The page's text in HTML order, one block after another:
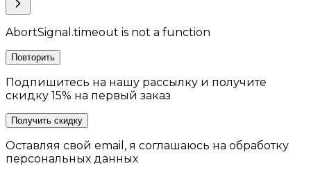
AbortSignal.timeout is not a function
Повторить
Подпишитесь на нашу рассылку и получите
скидку 15% на первый заказ
Получить скидку
Оставляя свой email, я соглашаюсь на обработку
персональных данных